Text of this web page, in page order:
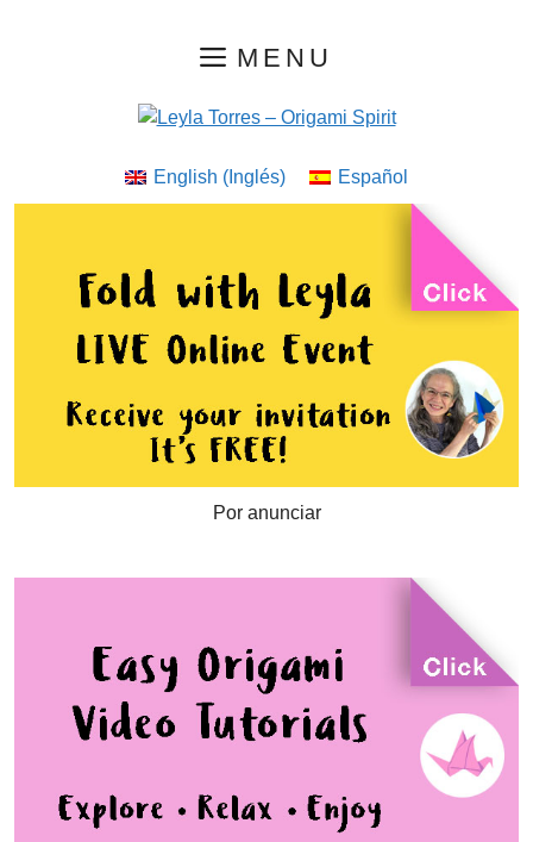
MENU
English ( Inglés) Español
Por anunciar